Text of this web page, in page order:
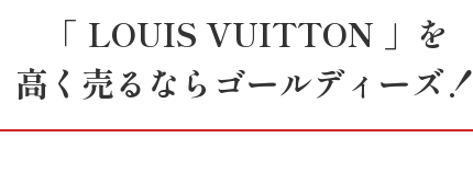
「 LOUIS VUITTON 」を
高く売るならゴールディーズ！